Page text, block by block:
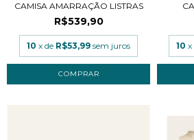
CAMISA AMARRAÇÃO LISTRAS
R$539,90
10 x de R$53,99 sem juros
COMPRAR
10 x